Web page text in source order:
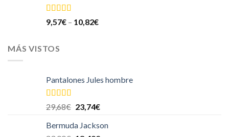
Valorado
en
9,57€ – 10,82€
MÁS VISTOS
Pantalones Jules hombre
Valorado en
5.00
29,68€ 23,74€
Bermuda Jackson